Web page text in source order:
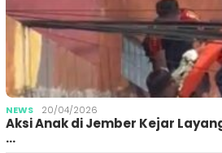
NEWS 20/04/2026
Aksi Anak di Jember Kejar
…